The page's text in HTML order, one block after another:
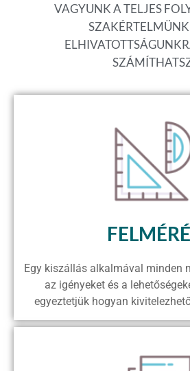
VAGYUNK A TELJES
Egy kiszállás alkalmával minden
az igényeket és a
egyeztetjük hogyan